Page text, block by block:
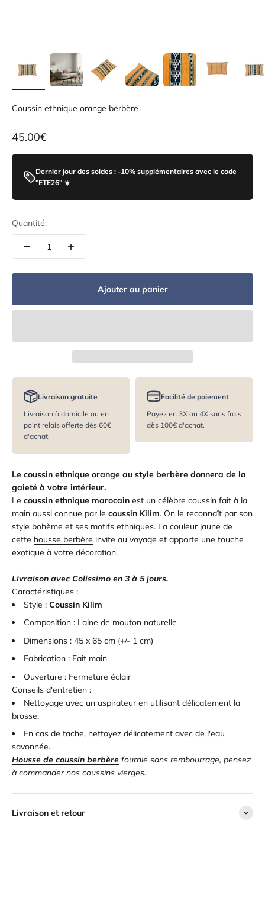
Coussin ethnique orange berbère
Prix de vente
45.00€
Dernier jour des soldes : -10% supplémentaires avec le code
"ETE26" ☀️
Quantité:
Ajouter au panier
Livraison gratuite
Livraison à domicile ou en
point relais offerte dès 60€
d'achat.
Facilité de paiement
Payez en 3X ou 4X sans frais
dès 100€ d'achat.
Le coussin ethnique orange au style berbère donnera de la
gaieté à votre intérieur.
Le coussin ethnique marocain est un célèbre coussin fait à la
main aussi connue par le coussin Kilim. On le reconnaît par son
style bohème et ses motifs ethniques. La couleur jaune de
cette housse berbère invite au voyage et apporte une touche
exotique à votre décoration.
Livraison avec Colissimo en 3 à 5 jours.
Caractéristiques :
Style : Coussin Kilim
Composition : Laine de mouton naturelle
Dimensions : 45 x 65 cm (+/- 1 cm)
Fabrication : Fait main
Ouverture : Fermeture éclair
Conseils d'entretien :
Nettoyage avec un aspirateur en utilisant délicatement la
brosse.
En cas de tache, nettoyez délicatement avec de l'eau
savonnée.
Housse de coussin berbère fournie sans rembourrage, pensez
à commander nos coussins vierges.
Livraison et retour